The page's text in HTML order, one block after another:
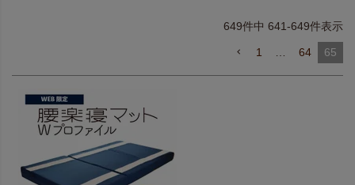
649件中 641-649件表示
1 64 65